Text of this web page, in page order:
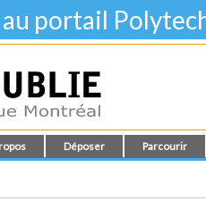
portail
Déposer Parcourir